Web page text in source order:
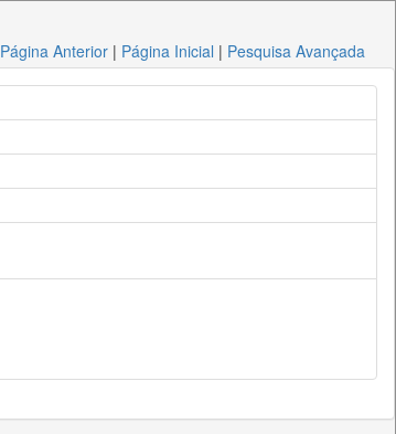
Página Anterior | Página Inicial | Pesquisa Avançada